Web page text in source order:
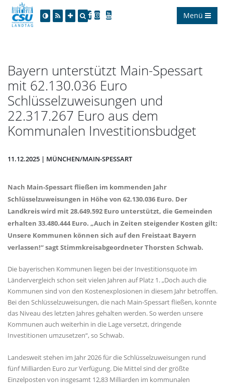
Menü
Bayern unterstützt Main-Spessart
mit 62.130.036 Euro
Schlüsselzuweisungen und
22.317.267 Euro aus dem
Kommunalen Investitionsbudget
11.12.2025 | MÜNCHEN/MAIN-SPESSART
Nach Main-Spessart fließen im kommenden Jahr
Schlüsselzuweisungen in Höhe von 62.130.036 Euro. Der
Landkreis wird mit 28.649.592 Euro unterstützt, die Gemeinden
erhalten 33.480.444 Euro. „Auch in Zeiten steigender Kosten gilt:
Unsere Kommunen können sich auf den Freistaat Bayern
verlassen!“ sagt Stimmkreisabgeordneter Thorsten Schwab.
Die bayerischen Kommunen liegen bei der Investitionsquote im
Ländervergleich schon seit vielen Jahren auf Platz 1. „Doch auch die
Kommunen sind von den Kostenexplosionen in diesem Jahr betroffen.
Bei den Schlüsselzuweisungen, die nach Main-Spessart fließen, konnte
das Niveau des letzten Jahres gehalten werden. So werden unsere
Kommunen auch weiterhin in die Lage versetzt, dringende
Investitionen umzusetzen“, so Schwab.
Landesweit stehen im Jahr 2026 für die Schlüsselzuweisungen rund
fünf Milliarden Euro zur Verfügung. Die Mittel sind der größte
Einzelposten von insgesamt 12,83 Milliarden im kommunalen